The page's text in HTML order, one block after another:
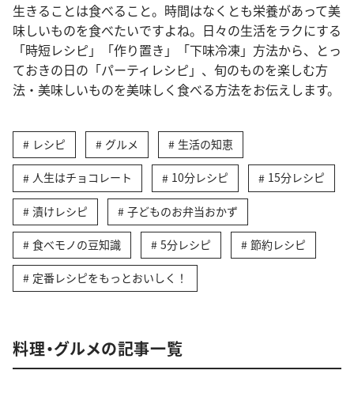
生きることは食べること。時間はなくとも栄養があって美
味しいものを食べたいですよね。日々の生活をラクにする
「時短レシピ」「作り置き」「下味冷凍」方法から、とっ
ておきの日の「パーティレシピ」、旬のものを楽しむ方
法・美味しいものを美味しく食べる方法をお伝えします。
レシピ グルメ 生活の知恵
人生はチョコレート 10分レシピ 15分レシピ
漬けレシピ 子どものお弁当おかず
食べモノの豆知識 5分レシピ 節約レシピ
定番レシピをもっとおいしく！
料理・グルメの記事一覧